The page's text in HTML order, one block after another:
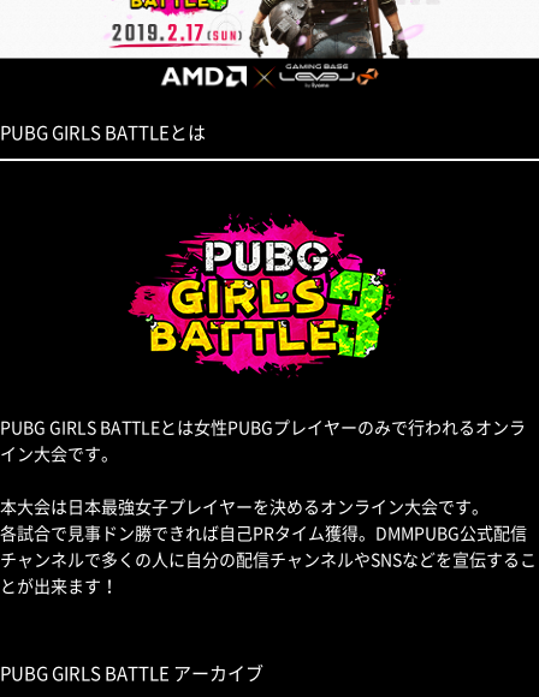
PUBG GIRLS BATTLEとは
PUBG GIRLS BATTLEとは女性PUBGプレイヤーのみで行われるオンラ
イン大会です。
本大会は日本最強女子プレイヤーを決めるオンライン大会です。
各試合で見事ドン勝できれば自己PRタイム獲得。DMMPUBG公式配信
チャンネルで多くの人に自分の配信チャンネルやSNSなどを宣伝するこ
とが出来ます！
PUBG GIRLS BATTLE アーカイブ